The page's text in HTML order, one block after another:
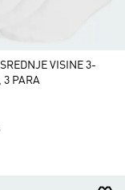
VISINE 3-
3 PARA